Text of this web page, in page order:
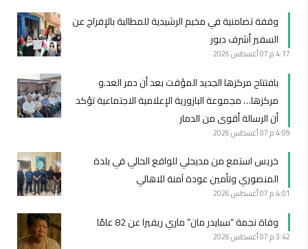
وقفة تضامنية في مخيم الرشيدية للمطالبة بالإفراج عن
السفير أشرف دبور
4:17 م 07 أغسطس 2026
بافتتاح مركزها الجديد المؤقت بعد أن دمر العد.و
مركزها… مجموعة البازورية الإعلامية الاجتماعية تؤكد
أن الرسالة أقوى من الدمار
4:09 م 07 أغسطس 2026
خريس استمع من مديحلي للواقع الحالي في بلدة
المنصوري وتأمين عودة آمنة للاهالي
4:01 م 07 أغسطس 2026
وفاة نجمة “سبايدر مان” ماري ريفيرا عن 82 عامًا
3:42 م 07 أغسطس 2026